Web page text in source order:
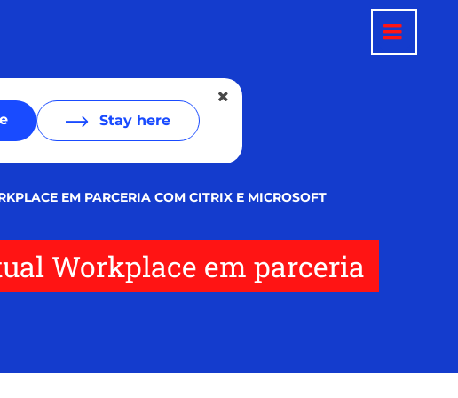
Stay here
EM PARCERIA COM CITRIX E MICROSOFT
Workplace em parceria